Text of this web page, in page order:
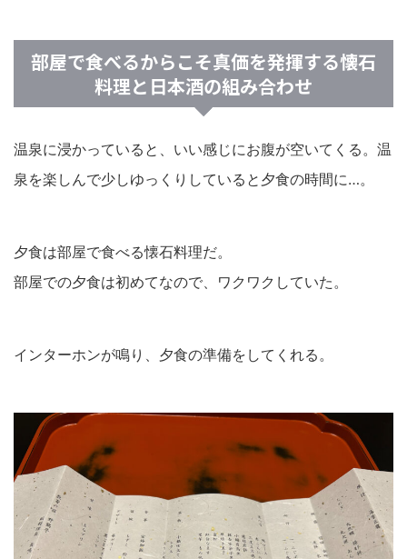
部屋で食べるからこそ真価を発揮する懐石
料理と日本酒の組み合わせ
温泉に浸かっていると、いい感じにお腹が空いてくる。温
泉を楽しんで少しゆっくりしていると夕食の時間に…。
夕食は部屋で食べる懐石料理だ。
部屋での夕食は初めてなので、ワクワクしていた。
インターホンが鳴り、夕食の準備をしてくれる。